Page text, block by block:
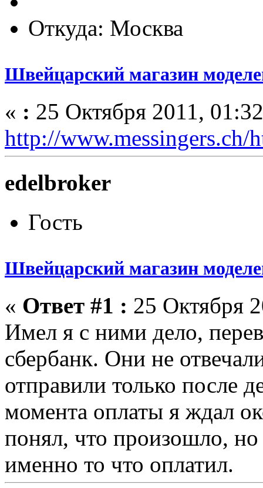
Откуда: Москва
Швейцарский магазин
« : 25 Октября 2011,
http://www.messingers.ch/
edelbroker
Гость
Швейцарский магазин
« Ответ #1 : 25 Октября
Имел я с ними дело,
сбербанк. Они не
отправили только после
момента оплаты я ждал
понял, что произошло,
именно то что оплатил.